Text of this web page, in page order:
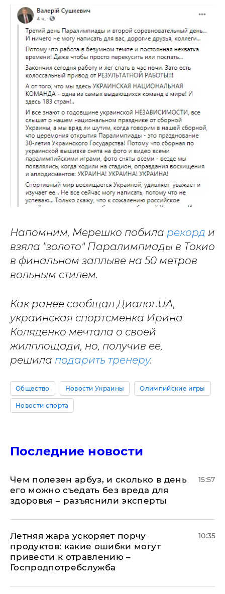
Напомним, Мерешко побила рекорд и
взяла "золото" Паралимпиады в Токио
в финальном заплыве на 50 метров
вольным стилем.
Как ранее сообщал Диалог.UA,
украинская спортсменка Ирина
Коляденко мечтала о своей
жилплощади, но, получив ее,
решила подарить тренеру.
Общество Новости Украины Олимпийские игры
Новости спорта
Последние новости
Чем полезен арбуз, и сколько в день
его можно съедать без вреда для
здоровья – разъяснили эксперты
15:57
Летняя жара ускоряет порчу
продуктов: какие ошибки могут
привести к отравлению –
Госпродпотребслужба
10:35